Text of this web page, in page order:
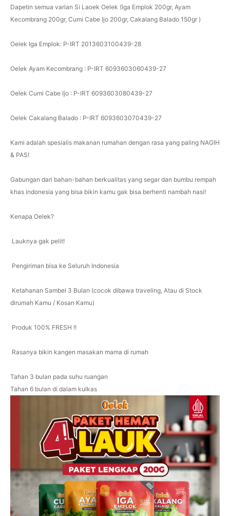
Dapetin semua varian Si Laoek Oelek (Iga Emplok 200gr, Ayam
Kecombrang 200gr, Cumi Cabe Ijo 200gr, Cakalang Balado 150gr )
Oelek Iga Emplok: P-IRT 2013603100439-28
Oelek Ayam Kecombrang : P-IRT 6093603060439-27
Oelek Cumi Cabe Ijo : P-IRT 6093603080439-27
Oelek Cakalang Balado : P-IRT 6093603070439-27
Kami adalah spesialis makanan rumahan dengan rasa yang paling NAGIH
& PAS!
Gabungan dari bahan-bahan berkualitas yang segar dan bumbu rempah
khas indonesia yang bisa bikin kamu gak bisa berhenti nambah nasi!
Kenapa Oelek?
️ Lauknya gak pelit!
️ Pengiriman bisa ke Seluruh Indonesia
️ Ketahanan Sambel 3 Bulan (cocok dibawa traveling, Atau di Stock
dirumah Kamu / Kosan Kamu)
️ Produk 100% FRESH !!
️ Rasanya bikin kangen masakan mama di rumah
Tahan 3 bulan pada suhu ruangan
Tahan 6 bulan di dalam kulkas